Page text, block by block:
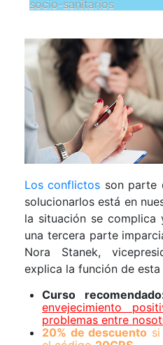
socio-sanitarios
Los conflictos son parte
solucionarlos está en
la situación se complica
una tercera parte
Nora Stanek,
explica la función de esta
Curso
envejecimiento
problemas entre
20% de descuento